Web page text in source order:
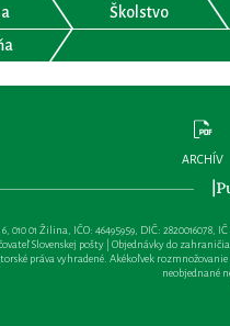
Školstvo
ARCHÍV
01 Žilina, IČO: 46495959, DIČ: 2820016078,
Slovenskej pošty | Objednávky do
práva vyhradené. Akékoľvek
neobjednané